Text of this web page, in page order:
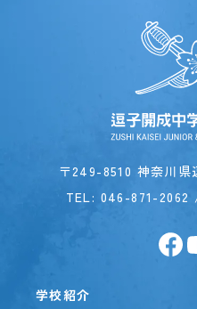
〒249-8510 神奈川県
TEL: 046-871-2062
学校紹介